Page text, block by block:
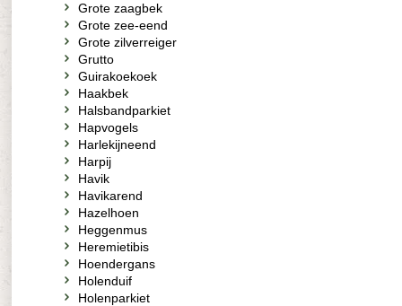
Grote zaagbek
Grote zee-eend
Grote zilverreiger
Grutto
Guirakoekoek
Haakbek
Halsbandparkiet
Hapvogels
Harlekijneend
Harpij
Havik
Havikarend
Hazelhoen
Heggenmus
Heremietibis
Hoendergans
Holenduif
Holenparkiet